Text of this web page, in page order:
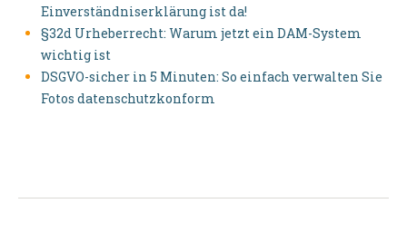
Einverständniserklärung ist da!
§32d Urheberrecht: Warum jetzt ein DAM-System
wichtig ist
DSGVO-sicher in 5 Minuten: So einfach verwalten Sie
Fotos datenschutzkonform